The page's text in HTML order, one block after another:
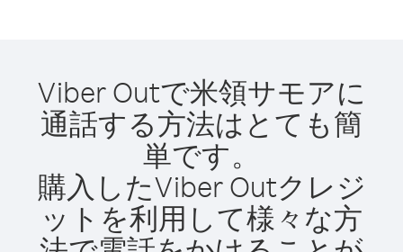
Viber Outで米領サモアに
通話する方法はとても簡
単です。
購入したViber Outクレジ
ットを利用して様々な方